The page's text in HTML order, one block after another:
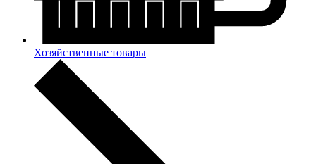
Хозяйственные товары